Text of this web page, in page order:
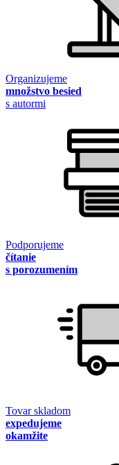
Organizujeme
množstvo besied
s autormi
Podporujeme
čítanie
s porozumením
Tovar skladom
expedujeme
okamžite